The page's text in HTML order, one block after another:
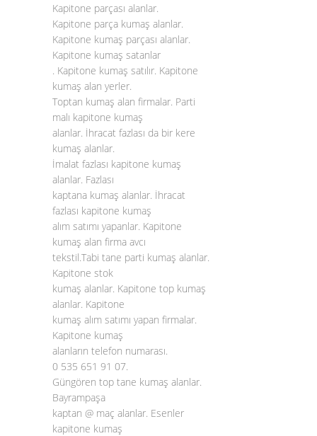
Kapitone parçası alanlar.
Kapitone parça kumaş alanlar.
Kapitone kumaş parçası alanlar.
Kapitone kumaş satanlar
. Kapitone kumaş satılır. Kapitone
kumaş alan yerler.
Toptan kumaş alan firmalar. Parti
malı kapitone kumaş
alanlar. İhracat fazlası da bir kere
kumaş alanlar.
İmalat fazlası kapitone kumaş
alanlar. Fazlası
kaptana kumaş alanlar. İhracat
fazlası kapitone kumaş
alım satımı yapanlar. Kapitone
kumaş alan firma avcı
tekstil.Tabi tane parti kumaş alanlar.
Kapitone stok
kumaş alanlar. Kapitone top kumaş
alanlar. Kapitone
kumaş alım satımı yapan firmalar.
Kapitone kumaş
alanların telefon numarası.
0 535 651 91 07.
Güngören top tane kumaş alanlar.
Bayrampaşa
kaptan @ maç alanlar. Esenler
kapitone kumaş